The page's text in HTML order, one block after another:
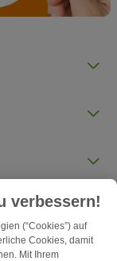
verbessern!
(“Cookies”) auf
Cookies, damit
Mit Ihrem